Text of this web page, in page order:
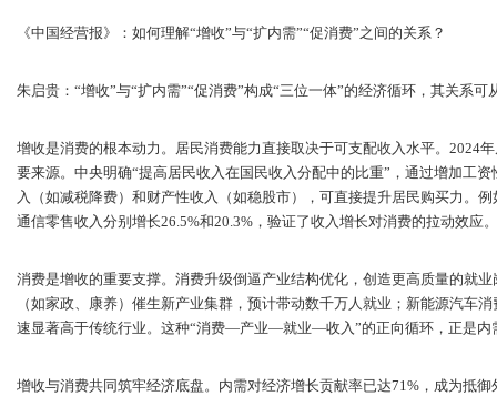
《中国经营报》：如何理解“增收”与“扩内需”“促消费”之间的关系？
朱启贵：“增收”与“扩内需”“促消费”构成“三位一体”的经济循环，其关系可
增收是消费的根本动力。居民消费能力直接取决于可支配收入水平。2024
要来源。中央明确“提高居民收入在国民收入分配中的比重”，通过增加工
入（如减税降费）和财产性收入（如稳股市），可直接提升居民购买力。
通信零售收入分别增长26.5%和20.3%，验证了收入增长对消费的拉动效应。
消费是增收的重要支撑。消费升级倒逼产业结构优化，创造更高质量的就
（如家政、康养）催生新产业集群，预计带动数千万人就业；新能源汽车
速显著高于传统行业。这种“消费—产业—就业—收入”的正向循环，正是内
增收与消费共同筑牢经济底盘。内需对经济增长贡献率已达71%，成为抵